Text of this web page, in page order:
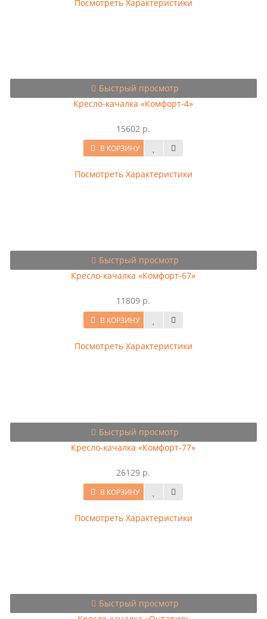
Посмотреть Характеристики
Быстрый просмотр
Кресло-качалка «Комфорт-4»
15602 р.
В КОРЗИНУ
Посмотреть Характеристики
Быстрый просмотр
Кресло-качалка «Комфорт-67»
11809 р.
В КОРЗИНУ
Посмотреть Характеристики
Быстрый просмотр
Кресло-качалка «Комфорт-77»
26129 р.
В КОРЗИНУ
Посмотреть Характеристики
Быстрый просмотр